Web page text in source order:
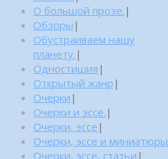
О большой прозе. |
Обзоры |
Обустраиваем нашу
планету. |
Одностишия |
Открытый жанр |
Очерки |
Очерки и эссе. |
Очерки, эссе |
Очерки, эссе и миниатюры
Очерки, эссе, статьи |